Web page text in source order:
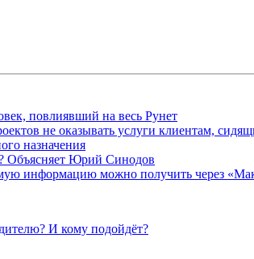
повлиявший на весь Рунет
не оказывать услуги клиентам,
назначения
Объясняет Юрий Синодов
информацию можно получить через
И кому подойдёт?